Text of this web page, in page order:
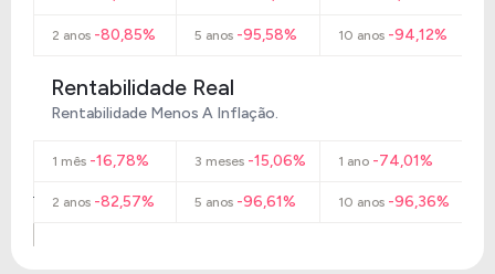
2 anos -80,85% 5 anos -95,58% 10 anos-94,12%
Rentabilidade Real
Rentabilidade Menos A Inflação.
1 mês -16,78% 3 meses -15,06% 1 ano-74,01%
2 anos -82,57% 5 anos -96,61% 10 anos-96,36%